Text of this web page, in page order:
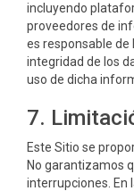
incluyendo
proveedores de
es responsable de
integridad de los
uso de dicha
7.
Este Sitio se
No garantizamos
interrupciones. En